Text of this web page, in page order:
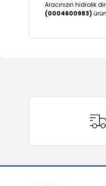
Aracınızın hidrolik
(0004600983)
Ürün
Bu ürüne benzer